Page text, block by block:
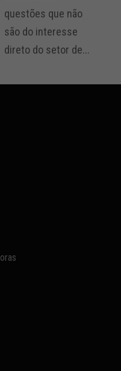
questões que não
são do interesse
direto do setor de...